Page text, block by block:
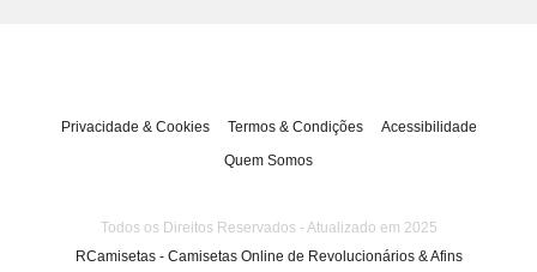
t
Privacidade & Cookies Termos & Condições
Acessibilidade
Quem Somos
Todos os Direitos Reservados - Atualizado em 2025
RCamisetas - Camisetas Online de Revolucionários & Afins